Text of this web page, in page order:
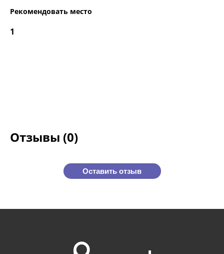
Рекомендовать место
1
Отзывы (0)
Оставить отзыв